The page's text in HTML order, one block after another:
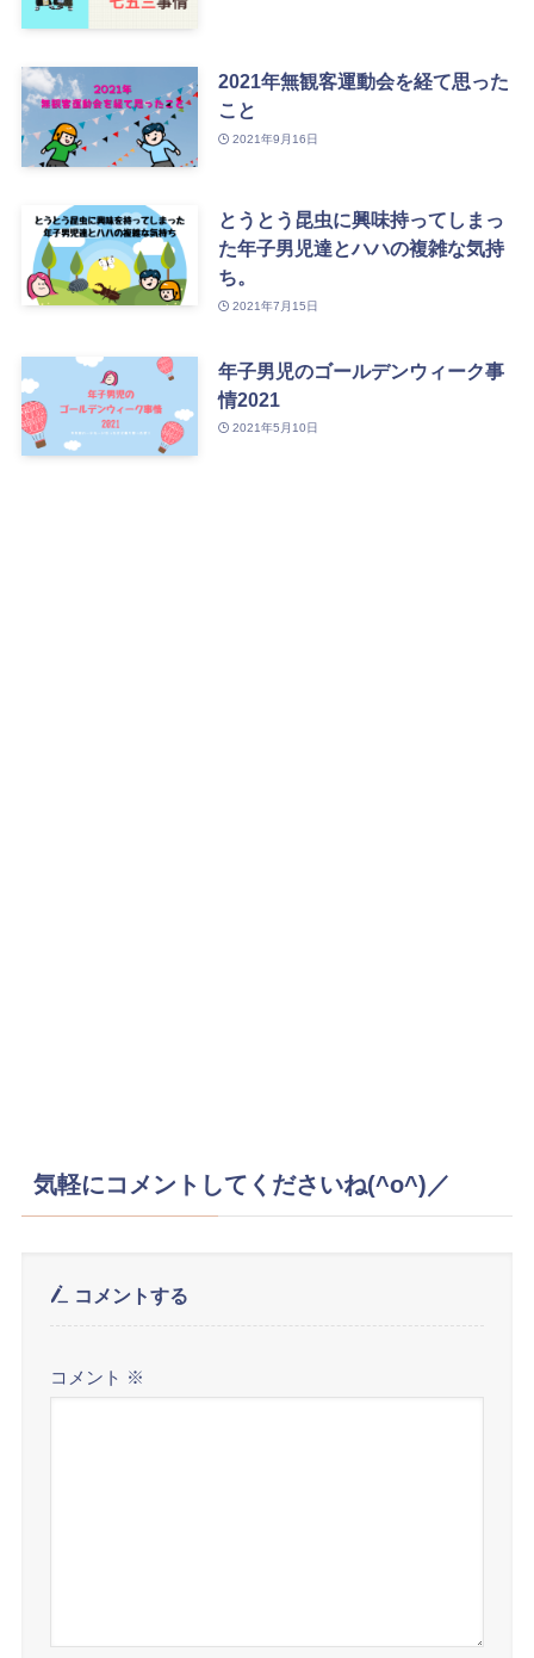
2021年無観客運動会を経て思った
こと
2021年9月16日
とうとう昆虫に興味持ってしまっ
た年子男児達とハハの複雑な気持
ち。
2021年7月15日
年子男児のゴールデンウィーク事
情2021
2021年5月10日
気軽にコメントしてくださいね(^o^)／
コメントする
コメント ※